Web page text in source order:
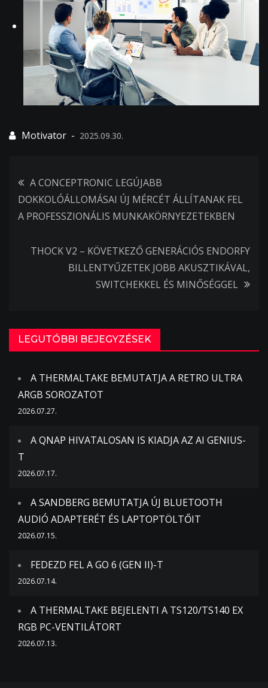
2025.09.30.
Bejegyzés
navigáció
A CONCEPTRONIC LEGÚJABB
DOKKOLÓÁLLOMÁSAI ÚJ MÉRCÉT ÁLLÍTANAK FEL
A PROFESSZIONÁLIS MUNKAKÖRNYEZETEKBEN
THOCK V2 – KÖVETKEZŐ GENERÁCIÓS ENDORFY
BILLENTYŰZETEK JOBB AKUSZTIKÁVAL,
SWITCHEKKEL ÉS MINŐSÉGGEL
LEGUTÓBBI BEJEGYZÉSEK
A THERMALTAKE BEMUTATJA A RETRO ULTRA
ARGB SOROZATOT
2026.07.27.
A QNAP HIVATALOSAN IS KIADJA AZ AI GENIUS-
T
2026.07.17.
A SANDBERG BEMUTATJA ÚJ BLUETOOTH
AUDIÓ ADAPTERÉT ÉS LAPTOPTÖLTŐIT
2026.07.15.
FEDEZD FEL A GO 6 (GEN II)-T
2026.07.14.
A THERMALTAKE BEJELENTI A TS120/TS140 EX
RGB PC-VENTILÁTORT
2026.07.13.